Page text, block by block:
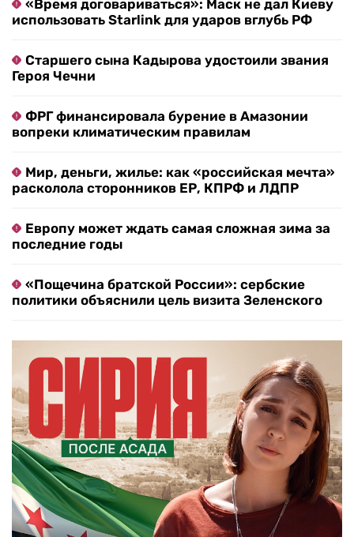
«Время договариваться»: Маск не дал Киеву
использовать Starlink для ударов вглубь РФ
Старшего сына Кадырова удостоили звания
Героя Чечни
ФРГ финансировала бурение в Амазонии
вопреки климатическим правилам
Мир, деньги, жилье: как «российская мечта»
расколола сторонников ЕР, КПРФ и ЛДПР
Европу может ждать самая сложная зима за
последние годы
«Пощечина братской России»: сербские
политики объяснили цель визита Зеленского